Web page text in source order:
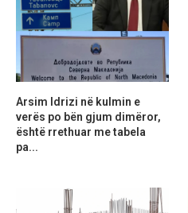
Arsim Idrizi në kulmin e
verës po bën gjum dimëror,
është rrethuar me tabela
pa...